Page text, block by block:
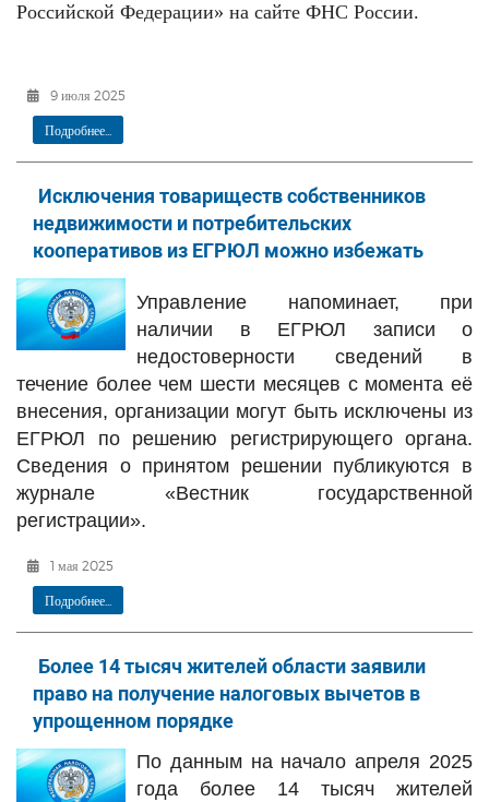
Российской Федерации» на сайте ФНС России.
9 июля 2025
Подробнее...
Исключения товариществ собственников
недвижимости и потребительских
кооперативов из ЕГРЮЛ можно избежать
Управление напоминает, при
наличии в ЕГРЮЛ записи о
недостоверности сведений в
течение более чем шести месяцев с момента её
внесения, организации могут быть исключены из
ЕГРЮЛ по решению регистрирующего органа.
Сведения о принятом решении публикуются в
журнале «Вестник государственной
регистрации».
1 мая 2025
Подробнее...
Более 14 тысяч жителей области заявили
право на получение налоговых вычетов в
упрощенном порядке
По данным на начало апреля 2025
года более 14 тысяч жителей